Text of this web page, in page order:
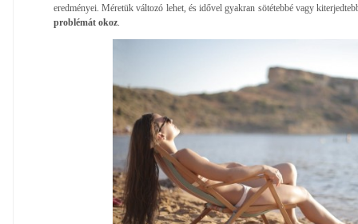
eredményei. Méretük változó lehet, és idővel gyakran sötétebbé vagy
problémát okoz